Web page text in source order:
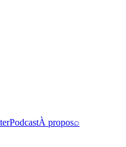
PodcastÀ propos⌕